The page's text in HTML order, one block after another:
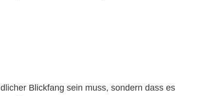
Blickfang sein muss, sondern dass es